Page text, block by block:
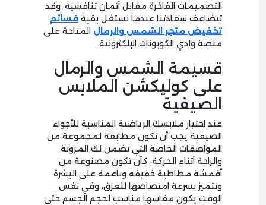
التصميمات الفاخرة مقابل أثمان تنافسية، وقد
تتضاعف سعادتنا عندما نستغل بقية قسائم
تخفيض متجر الشمس والرمال المتاحة على
منصة وادي الكوبونات الإلكترونية.
قسيمة الشمس والرمال
على كوليكشن الملابس
الصيفية
عند اختيار ملابسك الرياضية المناسبة للأجواء
الصيفية يجب أن تكون مطابقة لمجموعة من
المواصفات الخاصة التي تضمن لك المرونة
والراحة أثناء الحركة، كأن تكون مصنوعة من
أقمشة مطاطية خفيفة وناعمة على البشرة
وتتميز بسرعة امتصاصها للعرق، وفي نفس
الوقت يكون مقاسها مناسب لحجم الجسم حتى